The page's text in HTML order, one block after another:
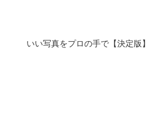
いい写真をプロの手で【決定版】